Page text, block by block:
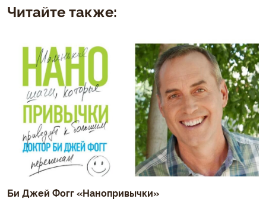
Читайте также:
Би Джей Фогг «Нанопривычки»